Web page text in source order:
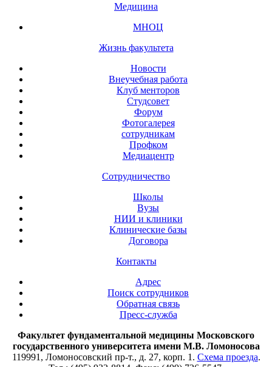
Медицина
МНОЦ
Жизнь факультета
Новости
Внеучебная работа
Клуб менторов
Студсовет
Форум
Фотогалерея
сотрудникам
Профком
Медиацентр
Сотрудничество
Школы
Вузы
НИИ и клиники
Клинические базы
Договора
Контакты
Адрес
Поиск сотрудников
Обратная связь
Пресс-служба
Факультет фундаментальной медицины Московского
государственного университета имени М.В. Ломоносова
119991, Ломоносовский пр-т., д. 27, корп. 1. Схема проезда.